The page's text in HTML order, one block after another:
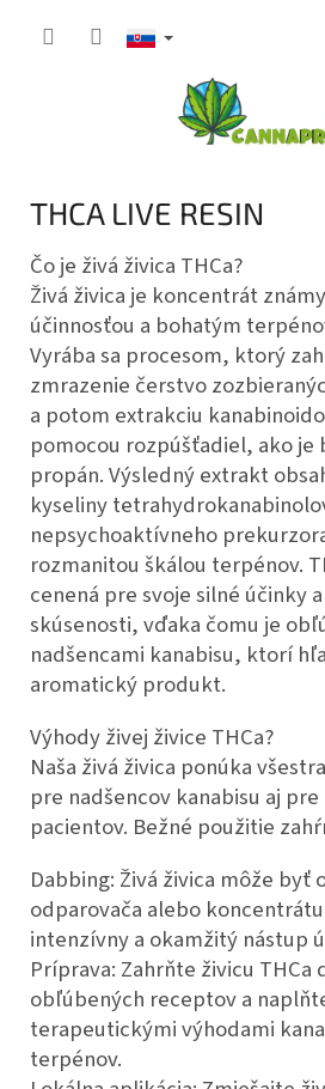
THCA LIVE RESIN
Čo je živá živica THCa?
Živá živica je koncentrát
účinnosťou a bohatým
Vyrába sa procesom, ktorý
zmrazenie čerstvo
a potom extrakciu
pomocou rozpúšťadiel, ako je
propán. Výsledný extrakt
kyseliny
nepsychoaktívneho
rozmanitou škálou terpénov.
cenená pre svoje silné účinky
skúsenosti, vďaka čomu je
nadšencami kanabisu, ktorí
aromatický produkt.
Výhody živej živice THCa?
Naša živá živica ponúka
pre nadšencov kanabisu aj
pacientov. Bežné použitie
Dabbing: Živá živica môže byť
odparovača alebo
intenzívny a okamžitý nástup
Príprava: Zahrňte živicu THCa
obľúbených receptov a
terapeutickými výhodami
terpénov.